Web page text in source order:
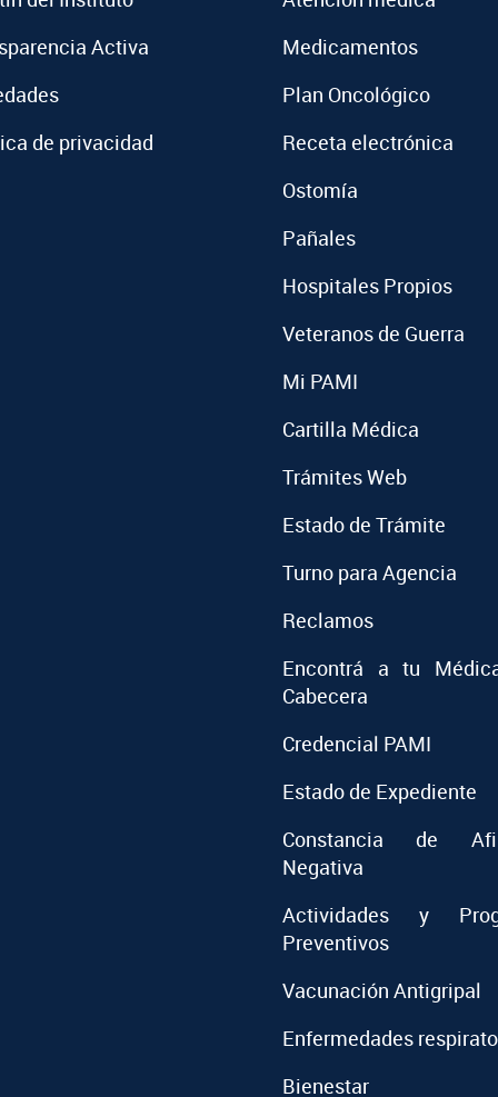
Activa
de privacidad
Medicamentos
Plan Oncológico
Receta electrónica
Ostomía
Pañales
Hospitales Propios
Veteranos de Guerra
Mi PAMI
Cartilla Médica
Trámites Web
Estado de Trámite
Turno para Agencia
Reclamos
Encontrá a tu
Cabecera
Credencial PAMI
Estado de Expediente
Constancia de
Negativa
Actividades y
Preventivos
Vacunación Antigripal
Enfermedades
Bienestar